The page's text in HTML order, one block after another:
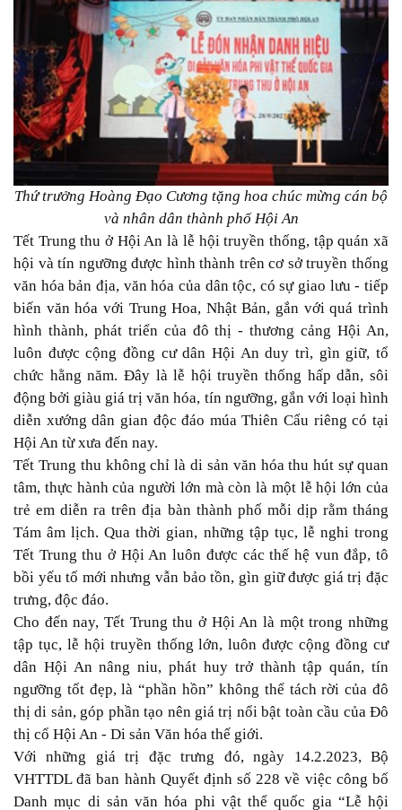
Thứ trưởng Hoàng Đạo Cương tặng hoa chúc mừng cán bộ
và nhân dân thành phố Hội An
Tết Trung thu ở Hội An là lễ hội truyền thống, tập quán xã
hội và tín ngưỡng được hình thành trên cơ sở truyền thống
văn hóa bản địa, văn hóa của dân tộc, có sự giao lưu - tiếp
biến văn hóa với Trung Hoa, Nhật Bản, gắn với quá trình
hình thành, phát triển của đô thị - thương cảng Hội An,
luôn được cộng đồng cư dân Hội An duy trì, gìn giữ, tổ
chức hằng năm. Đây là lễ hội truyền thống hấp dẫn, sôi
động bởi giàu giá trị văn hóa, tín ngưỡng, gắn với loại hình
diễn xướng dân gian độc đáo múa Thiên Cẩu riêng có tại
Hội An từ xưa đến nay.
Tết Trung thu không chỉ là di sản văn hóa thu hút sự quan
tâm, thực hành của người lớn mà còn là một lễ hội lớn của
trẻ em diễn ra trên địa bàn thành phố mỗi dịp rằm tháng
Tám âm lịch. Qua thời gian, những tập tục, lễ nghi trong
Tết Trung thu ở Hội An luôn được các thế hệ vun đắp, tô
bồi yếu tố mới nhưng vẫn bảo tồn, gìn giữ được giá trị đặc
trưng, độc đáo.
Cho đến nay, Tết Trung thu ở Hội An là một trong những
tập tục, lễ hội truyền thống lớn, luôn được cộng đồng cư
dân Hội An nâng niu, phát huy trở thành tập quán, tín
ngưỡng tốt đẹp, là “phần hồn” không thể tách rời của đô
thị di sản, góp phần tạo nên giá trị nổi bật toàn cầu của Đô
thị cổ Hội An - Di sản Văn hóa thế giới.
Với những giá trị đặc trưng đó, ngày 14.2.2023, Bộ
VHTTDL đã ban hành Quyết định số 228 về việc công bố
Danh mục di sản văn hóa phi vật thể quốc gia “Lễ hội